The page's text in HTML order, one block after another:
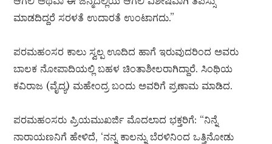
ಮಾಡದಿದ್ದರೆ ಸರಳತೆ ಉದಾರತೆ ಉಂಟಾಗದು.”
ಪರಮಹಂಸರ ಕಾಲು ಸ್ವಲ್ಪ ಊದಿದ ಹಾಗೆ ಇರುವುದರಿಂದ ಅವರು
ಬಾಲಕ ನೋಪಾದಿಯಲ್ಲಿ ಬಹಳ ಚಿಂತಾಶೀಲರಾಗಿದ್ದಾರೆ. ಸಿಂಥಿಯ
ಕವಿರಾಜ (ವೈದ್ಯ) ಮಹೇಂದ್ರ ಬಂದು ಅವರಿಗೆ ಪ್ರಣಾಮ ಮಾಡಿದ.
ಪರಮಹಂಸರು ಪ್ರಿಯಮುಖರ್ಜಿ ಮೊದಲಾದ ಭಕ್ತರಿಗೆ: “ನಿನ್ನೆ
ನಾರಾಯಣನಿಗೆ ಹೇಳಿದೆ, ‘ನನ್ನ ಕಾಲನ್ನು ಬೆರಳಿನಿಂದ ಒತ್ತಿನೋಡು